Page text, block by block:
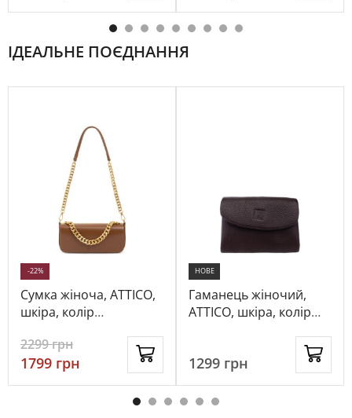
ІДЕАЛЬНЕ ПОЄДНАННЯ
Сумка жіноча, ATTICO,
шкіра, колір
-22%
2299грн
1799 грн
НОВЕ
Гаманець жіночий,
ATTICO, шкіра, колір
1299 грн